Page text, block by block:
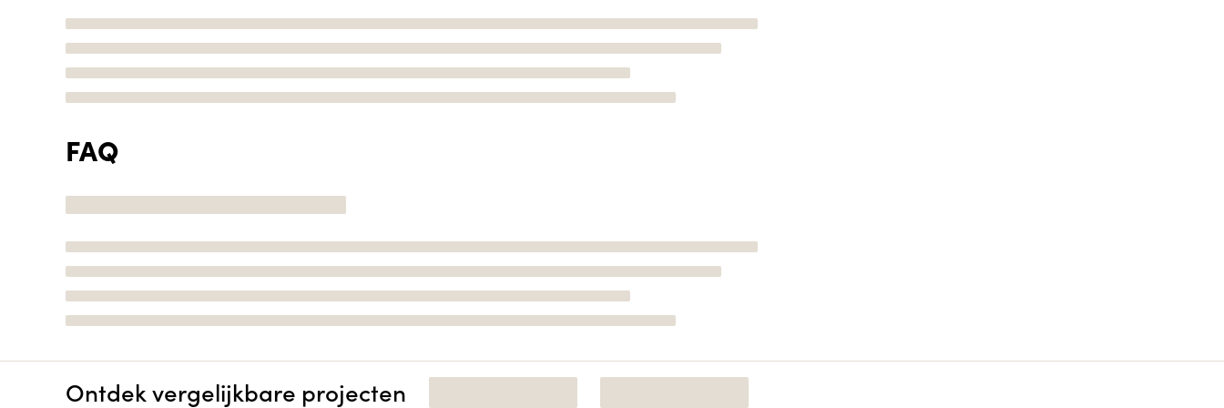
FAQ
Ontdek vergelijkbare projecten